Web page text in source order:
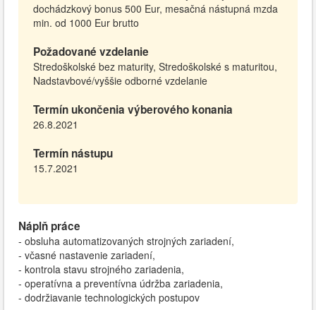
dochádzkový bonus 500 Eur, mesačná nástupná mzda
min. od 1000 Eur brutto
Požadované vzdelanie
Stredoškolské bez maturity, Stredoškolské s maturitou,
Nadstavbové/vyššie odborné vzdelanie
Termín ukončenia výberového konania
26.8.2021
Termín nástupu
15.7.2021
Náplň práce
- obsluha automatizovaných strojných zariadení,
- včasné nastavenie zariadení,
- kontrola stavu strojného zariadenia,
- operatívna a preventívna údržba zariadenia,
- dodržiavanie technologických postupov